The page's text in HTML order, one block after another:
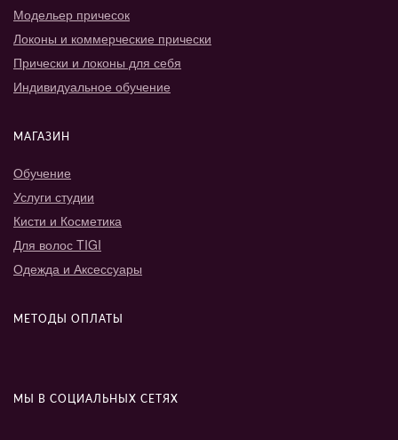
Модельер причесок
Локоны и коммерческие прически
Прически и локоны для себя
Индивидуальное обучение
МАГАЗИН
Обучение
Услуги студии
Кисти и Косметика
Для волос TIGI
Одежда и Аксессуары
МЕТОДЫ ОПЛАТЫ
МЫ В СОЦИАЛЬНЫХ СЕТЯХ